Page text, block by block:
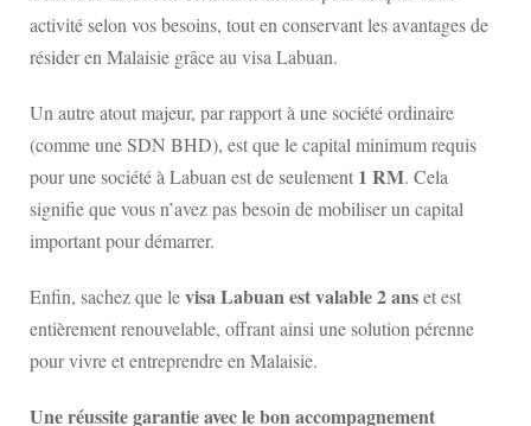
activité selon vos besoins, tout en conservant les avantages de
résider en Malaisie grâce au visa Labuan.
Un autre atout majeur, par rapport à une société ordinaire
(comme une SDN BHD), est que le capital minimum requis
pour une société à Labuan est de seulement 1 RM. Cela
signifie que vous n’avez pas besoin de mobiliser un capital
important pour démarrer.
Enfin, sachez que levisa Labuan est valable 2 anset est
entièrement renouvelable, offrant ainsi une solution pérenne
pour vivre et entreprendre en Malaisie.
Une réussite garantie avec le bon accompagnement